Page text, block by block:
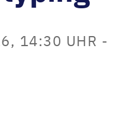
14:30 UHR -